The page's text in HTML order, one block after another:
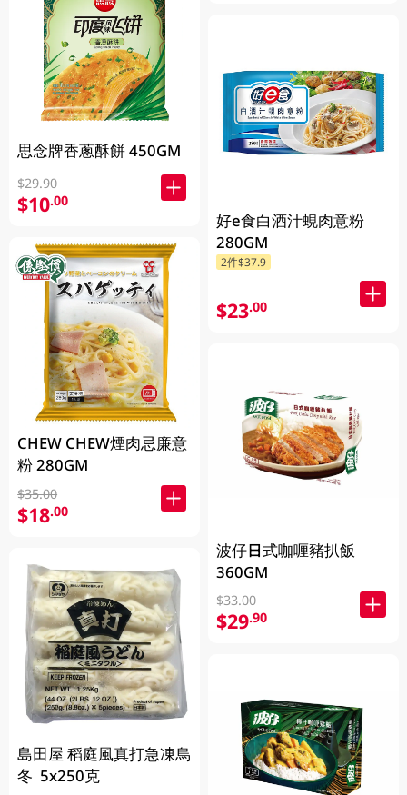
思念牌香蔥酥餅 450GM
$29.90
$10.00
CHEW CHEW煙肉忌廉意
粉 280GM
$35.00
$18.00
島田屋 稻庭風真打急凍烏
冬 5x250克
好e食白酒汁蜆肉意粉
280GM
2件$37.9
$23.00
波仔日式咖喱豬扒飯
360GM
$33.00
$29.90